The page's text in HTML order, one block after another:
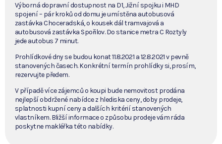
Výborná dopravní dostupnost na D1, Jižní spojku i MHD
spojení – pár kroků od domu je umístěna autobusová
zastávka Choceradská, o kousek dál tramvajová a
autobusová zastávka Spořilov. Do stanice metra C Roztyly
jede autobus 7 minut.
Prohlídkové dny se budou konat 11.8.2021 a 12.8.2021 v pevně
stanovených časech. Konkrétní termín prohlídky si, prosím,
rezervujte předem.
V případě více zájemců o koupi bude nemovitost prodána
nejlepší obdržené nabídce z hlediska ceny, doby prodeje,
splatnosti kupní ceny a dalších kritérií stanovených
vlastníkem. Bližší informace o způsobu prodeje vám ráda
poskytne makléřka této nabídky.